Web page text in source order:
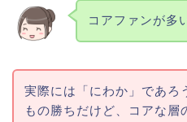
コアファンが多
実際には「にわか」であろ
もの勝ちだけど、コアな層